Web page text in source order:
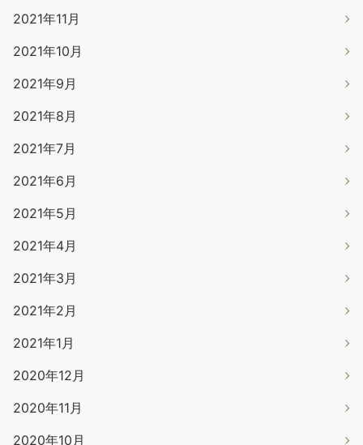
2021年11月
2021年10月
2021年9月
2021年8月
2021年7月
2021年6月
2021年5月
2021年4月
2021年3月
2021年2月
2021年1月
2020年12月
2020年11月
2020年10月